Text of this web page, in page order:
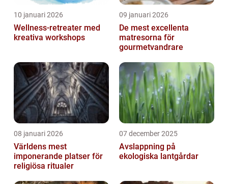
10 januari 2026
Wellness-retreater med
kreativa workshops
09 januari 2026
De mest excellenta
matresorna för
gourmetvandrare
08 januari 2026
Världens mest
imponerande platser för
religiösa ritualer
07 december 2025
Avslappning på
ekologiska lantgårdar